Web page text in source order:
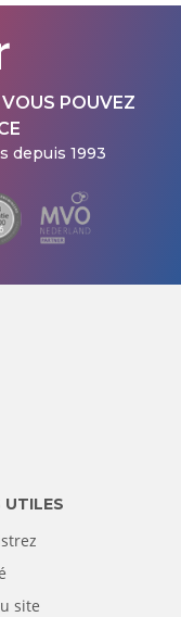
POUVEZ
depuis 1993
UTILES
site